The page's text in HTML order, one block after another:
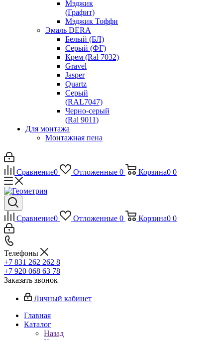
Мэджик
(Графит)
Мэджик Тоффи
Эмаль DERA
Белый (БЛ)
Серый (ФГ)
Крем (Ral 7032)
Gravel
Jasper
Quartz
Серый
(RAL7047)
Черно-серый
(Ral 9011)
Для монтажа
Монтажная пена
Сравнение0 Отложенные 0 Корзина0 0
Сравнение0 Отложенные 0 Корзина0 0
Телефоны
+7 831 262 262 8
+7 920 068 63 78
Заказать звонок
Личный кабинет
Главная
Каталог
Назад